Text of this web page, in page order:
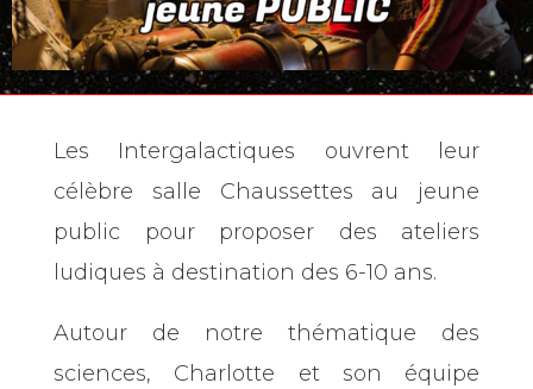
Les Intergalactiques ouvrent leur
célèbre salle Chaussettes au jeune
public pour proposer des ateliers
ludiques à destination des 6-10 ans.
Autour de notre thématique des
sciences, Charlotte et son équipe